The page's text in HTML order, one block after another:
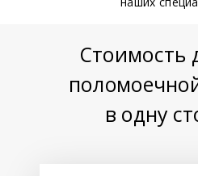
Стоимость
в одну